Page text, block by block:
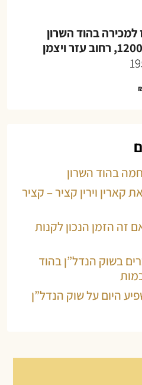
למכירה בהוד השרון
בהוד השרון
קארין וירין קציר – קציר
האם זה הזמן הנכון לקנות
בשוק הנדל”ן בהוד
היום על שוק הנדל”ן